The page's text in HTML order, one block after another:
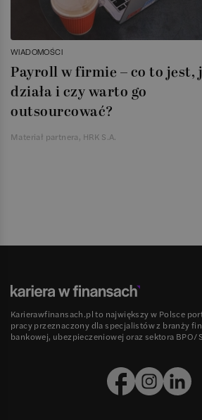
WIADOMOŚCI
Payroll w firmie – co to jest,
działa i czy warto go
outsourcować?
Materiał partnera, HRK S.A.
Karierawfinansach.pl to największy w Polsce
pracy przeznaczony dla specjalistów z branży
bankowej, ubezpieczeniowej oraz sektora BPO/